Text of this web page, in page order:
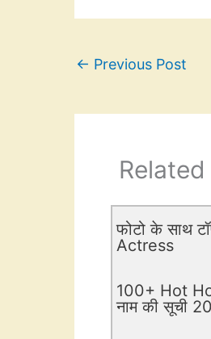
← Previous Post
फोटो के साथ
Actress
100+ Hot
नाम की सूची